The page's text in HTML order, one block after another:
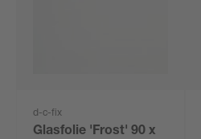
d-c-fix
Glasfolie 'Frost' 90 x